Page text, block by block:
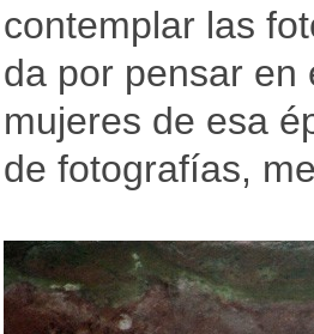
contemplar las
da por pensar en
mujeres de esa
de fotografías,